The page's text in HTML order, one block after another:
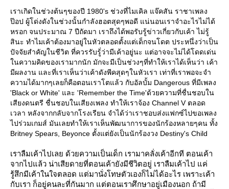
เราเกิดในช่วงต้นๆของปี 1980's ช่วงที่ไมเคิล แจ๊คสัน ราชาเพลง
ป๊อป ผู้โด่งดังในช่วงนั้นกำลังฮอตสุดๆพอดี แน่นอนเราจำอะไรไม่ได้
หรอก จนประมาณ 7 ปีถัดมา เราถึงได้พอรับรู้ข่าวเกี่ยวกับเค้า ไม่รู้
สินะ ทำไมเค้าต้องมาอยู่ในหัวตลอดตั้งแต่เด็กจนโดต ประหนึ่งว่าเป็น
ปัจจัยสำคัญในชีวิต ที่ควรรับรู้่ว่ามีเค้าอยู่นะ แต่อาจจะไม่ได้โดดเด่น
นความคิดของเรามากนัก มักจะมีเป็นช่วงๆที่ทำให้เราได้เห็นว่า เค้า
มีผลงาน และที่เราเห็นว่าเค้าดังพีคสุดๆในหัวเรา เท่าที่เราพอจะจำ
ความได้มากๆเลยก็คือตอนเราโตแล้ว กับอัลบั้ม Dangerous ที่มีเพลง
'Black or White' และ 'Remember the Time'ด้วยความที่ชื่นชอบใน
เสียงดนตรี ชื่นชอบในเสียงเพลง ทำให้เราจ้อง Channel V ตลอด
เวลา หลังจากกลับจากโรงเรียน จำได้ว่าเราชอบส่งแฟกซ์ไปขอเพลง
ไปร่วมเกมส์ มันเลยทำให้เราเห็นพัฒนาการของนักร้องหลายๆคน ทั้ง
Britney Spears, Beyonce ตั้งแต่ยังเป็นนักร้องวง Destiny's Child
เราลืมเค้าไปเลย ด้วยความเป็นเด็ก เรามาคลั่งเค้าอีกที ตอนเค้า
จากไปแล้ว น่าเสียดายที่ตอนเค้ายังมีชีวิตอยู่ เราลืมเค้าไป แค่
รู้สึกมีเค้าในใจตลอด แต่มานั่งโทษตัวเองก็ไม่ได้อะไร เพราะเค้า
กับเรา ก็อยู่คนละที่กันมาก แต่ตอนเราศึกษาอยู่เมืองนอก ถ้ามี